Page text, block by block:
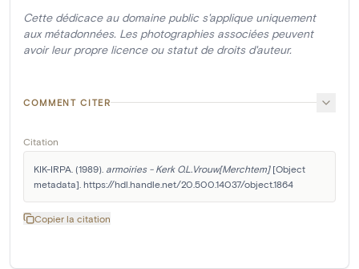
Cette dédicace au domaine public s'applique uniquement
aux métadonnées. Les photographies associées peuvent
avoir leur propre licence ou statut de droits d'auteur.
COMMENT CITER
Citation
KIK-IRPA. (1989). armoiries - Kerk O.L.Vrouw[Merchtem] [Object
metadata]. https://hdl.handle.net/20.500.14037/object.1864
Copier la citation